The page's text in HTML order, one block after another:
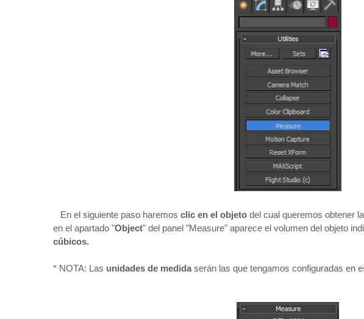
En el siguiente paso haremos clic en el objeto del cual queremos obtener
en el apartado "Object" del panel "Measure" aparece el volumen del objeto
cúbicos.
* NOTA: Las unidades de medidaserán las que tengamos configuradas en